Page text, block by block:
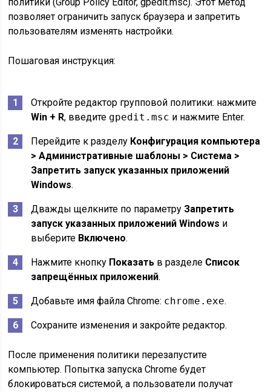
позволяет ограничить запуск браузера и запретить
пользователям изменять настройки.
Пошаговая инструкция:
Откройте редактор групповой политики: нажмите
Win + R, введите gpedit.msc и нажмите Enter.
Перейдите к разделу Конфигурация компьютера
> Административные шаблоны > Система >
Запретить запуск указанных приложений
Windows.
Дважды щелкните по параметру Запретить
запуск указанных приложений Windows и
выберите Включено.
Нажмите кнопку Показать в разделе Список
запрещённых приложений.
Добавьте имя файла Chrome: chrome.exe.
Сохраните изменения и закройте редактор.
После применения политики перезапустите
компьютер. Попытка запуска Chrome будет
блокироваться системой, а пользователи получат